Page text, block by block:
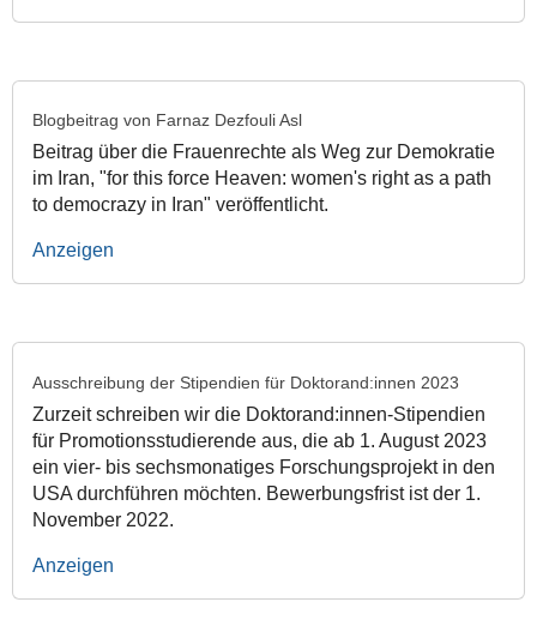
Blogbeitrag von Farnaz Dezfouli Asl
Beitrag über die Frauenrechte als Weg zur Demokratie
im Iran, "for this force Heaven: women's right as a path
to democrazy in Iran" veröffentlicht.
Anzeigen
Ausschreibung der Stipendien für Doktorand:innen 2023
Zurzeit schreiben wir die Doktorand:innen-Stipendien
für Promotionsstudierende aus, die ab 1. August 2023
ein vier- bis sechsmonatiges Forschungsprojekt in den
USA durchführen möchten. Bewerbungsfrist ist der 1.
November 2022.
Anzeigen